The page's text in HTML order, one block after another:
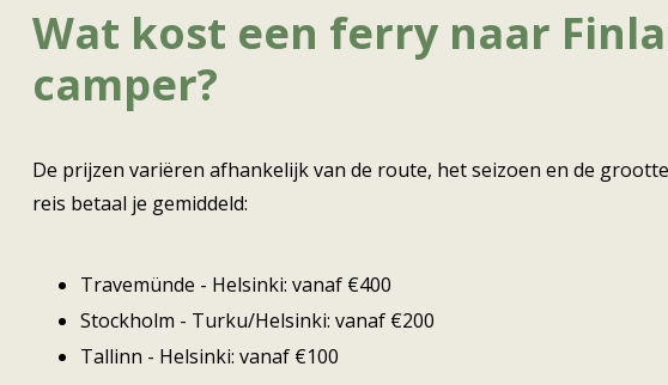
Wat kost een ferry naar
camper?
De prijzen variëren afhankelijk van de route, het seizoen en de
reis betaal je gemiddeld:
Travemünde - Helsinki: vanaf €400
Stockholm - Turku/Helsinki: vanaf €200
Tallinn - Helsinki: vanaf €100